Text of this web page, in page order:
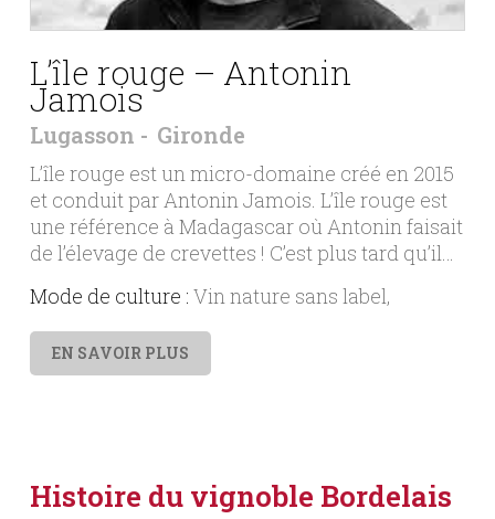
L’île rouge – Antonin
Jamois
Lugasson Gironde
L’île rouge est un micro-domaine créé en 2015
et conduit par Antonin Jamois. L’île rouge est
une référence à Madagascar où Antonin faisait
de l’élevage de crevettes ! C’est plus tard qu’il…
Mode de culture : Vin nature sans label
EN SAVOIR PLUS
Histoire du vignoble Bordelais